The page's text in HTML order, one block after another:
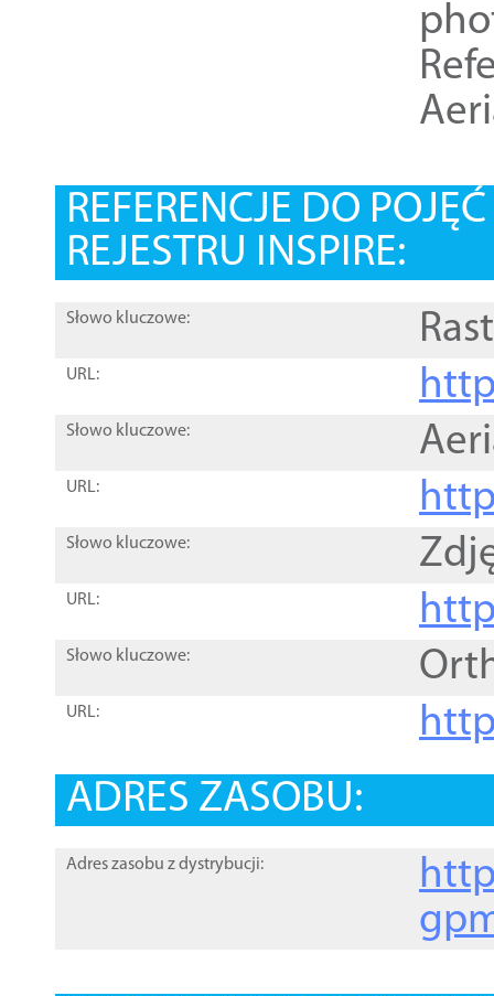
REFERENCJE DO
REJESTRU INSPIRE:
Słowo kluczowe:
URL:
Słowo kluczowe:
URL:
Słowo kluczowe:
URL:
Słowo kluczowe:
URL:
ADRES ZASOBU:
Adres zasobu z dystrybucji: